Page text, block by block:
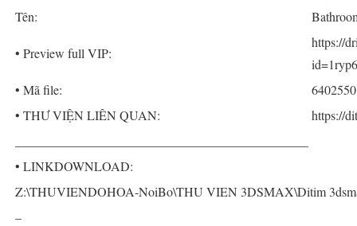
Tên:
• Preview full VIP:
https://
• Mã file:
• THƯ VIỆN LIÊN QUAN:
https://
• LINKDOWNLOAD:
Z:\THUVIENDOHOA-NoiBo\THU VIEN 3DSMAX\Ditim
–